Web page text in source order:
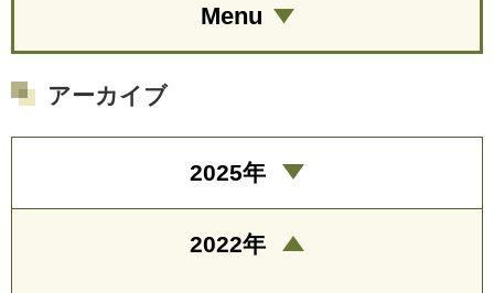
Menu
アーカイブ
2025年
2022年